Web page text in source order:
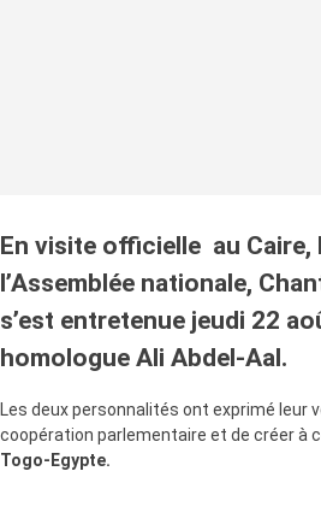
En visite officielle au Caire,
l’Assemblée nationale,
s’est entretenue jeudi 22
homologue Ali Abdel-Aal.
Les deux personnalités ont exprimé leur
coopération parlementaire et de créer à
Togo-Egypte.